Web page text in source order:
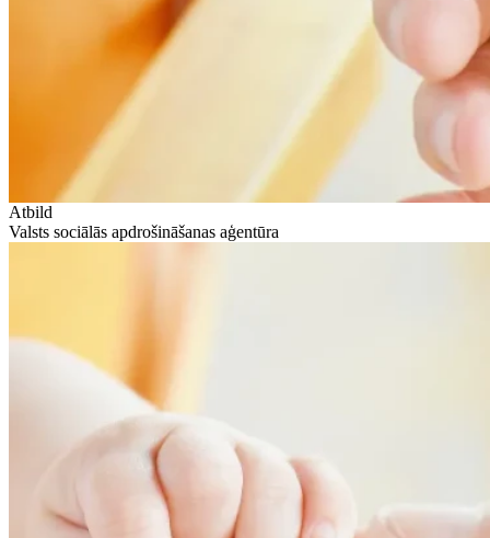
Atbild
Valsts sociālās apdrošināšanas aģentūra